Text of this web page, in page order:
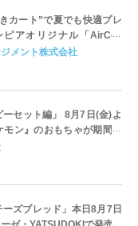
カート”で夏でも快適プレ
オリジナル「AirCon
導入 | ＰＧＭ
メント株式会社
セット編」 8月7日(金)よ
ン』のおもちゃが期間限
ズブレッド」本日8月7日